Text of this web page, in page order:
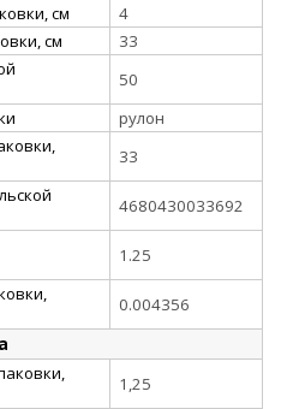
см
4
см
33
50
рулон
33
4680430033692
1.25
0.004356
1,25